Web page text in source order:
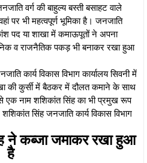
वर्ग की बाहुल्य बस्ती बसाहट वाले
पर भी महत्वपूर्ण भूमिका है। जनजाति
पद या शाखा में कमाऊपूतों ने अपना
व राजनैतिक पकड़ भी बनाकर रखा हुआ
कार्य विकास विभाग कार्यालय सिवनी में
की कुर्सी में बैठकर में दौलत कमाने के साथ
नाम शशिकांत सिंह का भी प्रमुख रूप
सिंह जनजाति कार्य विकास विभाग
ने कब्जा जमाकर रखा हुआ
है